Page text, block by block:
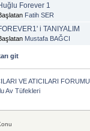
Forever 1
Fatih SER
i TANIYALIM
Mustafa BAĞCI
git
VE ATICILARI FORUMU
Av Tüfekleri